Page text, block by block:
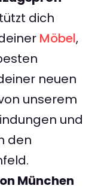
dich
Möbel,
neuen
unserem
und
den
München